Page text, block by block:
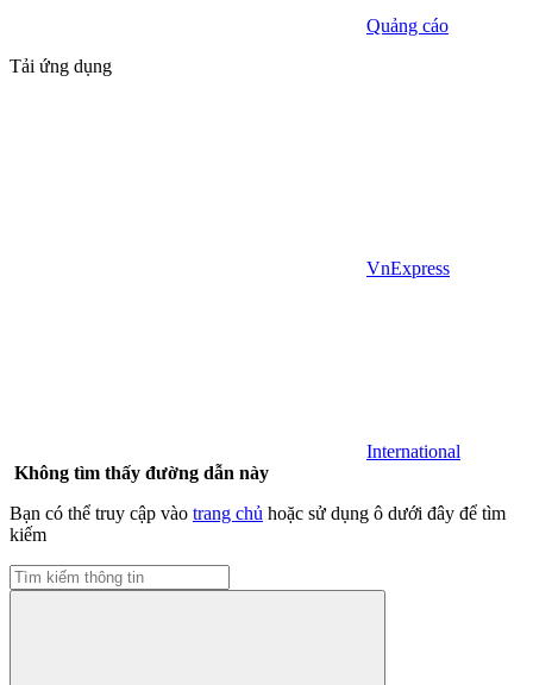
Quảng cáo
Tải ứng dụng
VnExpress
International
Không tìm thấy đường dẫn này
Bạn có thể truy cập vào trang chủ hoặc sử dụng ô dưới đây để tìm
kiếm